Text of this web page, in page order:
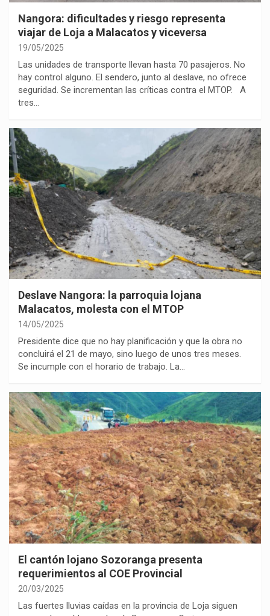
Nangora: dificultades y riesgo representa
viajar de Loja a Malacatos y viceversa
19/05/2025
Las unidades de transporte llevan hasta 70 pasajeros. No
hay control alguno. El sendero, junto al deslave, no ofrece
seguridad. Se incrementan las críticas contra el MTOP. A
tres…
Deslave Nangora: la parroquia lojana
Malacatos, molesta con el MTOP
14/05/2025
Presidente dice que no hay planificación y que la obra no
concluirá el 21 de mayo, sino luego de unos tres meses.
Se incumple con el horario de trabajo. La…
El cantón lojano Sozoranga presenta
requerimientos al COE Provincial
20/03/2025
Las fuertes lluvias caídas en la provincia de Loja siguen